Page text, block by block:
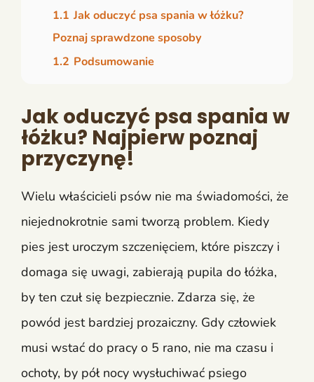
1.1 Jak oduczyć psa spania w łóżku?
Poznaj sprawdzone sposoby
1.2 Podsumowanie
Jak oduczyć psa spania w
łóżku? Najpierw poznaj
przyczynę!
Wielu właścicieli psów nie ma świadomości, że
niejednokrotnie sami tworzą problem. Kiedy
pies jest uroczym szczenięciem, które piszczy i
domaga się uwagi, zabierają pupila do łóżka,
by ten czuł się bezpiecznie. Zdarza się, że
powód jest bardziej prozaiczny. Gdy człowiek
musi wstać do pracy o 5 rano, nie ma czasu i
ochoty, by pół nocy wysłuchiwać psiego